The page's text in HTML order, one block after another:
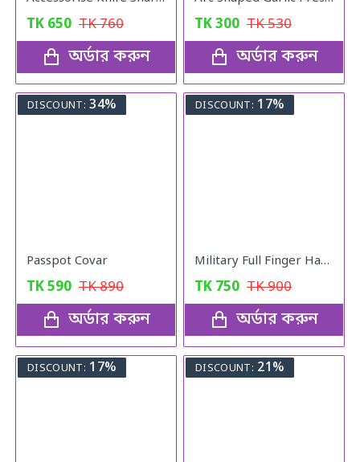
TK 650 TK760
অর্ডার করুন
TK300 TK530
অর্ডার করুন
DISCOUNT: 34%
Passpot Covar
TK590 TK890
অর্ডার করুন
DISCOUNT: 17%
Military Full Finger Hand Gloves Olive
TK 750 TK900
অর্ডার করুন
DISCOUNT: 17% DISCOUNT: 21%